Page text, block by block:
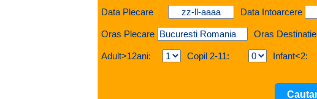
Data Plecare Data Intoarcere
Oras Plecare Oras Destinatie
Adult>12ani: Copil 2-11: Infant<2: